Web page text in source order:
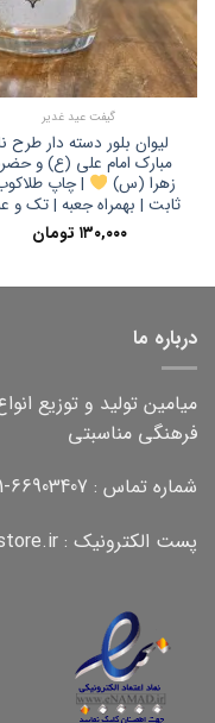
گیفت عید غدیر
لیوان بلور دسته دار طرح
مبارک امام علی (ع) و
زهرا (س)
| چاپ
ثابت | بهمراه جعبه | تک و
۱۳۰,۰۰۰ تومان
درباره ما
میامین تولید و توزیع
فرهنگی مناسبتی
شماره تماس : 66903407-021
پست الکترونیک : info@mayaminstore.ir